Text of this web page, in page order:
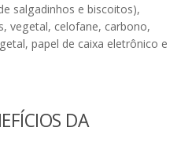
salgadinhos e biscoitos),
vegetal, celofane, carbono,
papel de caixa eletrônico e
DA